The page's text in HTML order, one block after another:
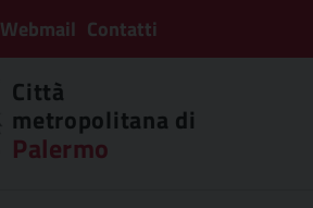
Webmail Contatti
Città
metropolitana di
Palermo